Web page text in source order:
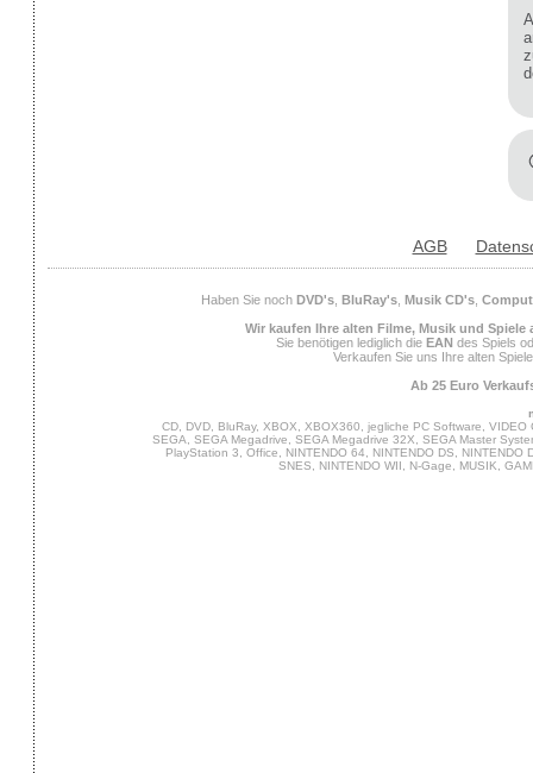
AGB
Haben Sie noch DVD's, BluRay's, Musik CD's,
Wir kaufen Ihre alten Filme, Musik und Spiele
Sie benötigen lediglich die EAN des Spiels
Verkaufen Sie uns Ihre alten
Ab 25 Euro
CD, DVD, BluRay, XBOX, XBOX360, jegliche PC Software,
SEGA, SEGA Megadrive, SEGA Megadrive 32X, SEGA Master
PlayStation 3, Office, NINTENDO 64, NINTENDO DS,
SNES, NINTENDO WII, N-Gage, MUSIK,